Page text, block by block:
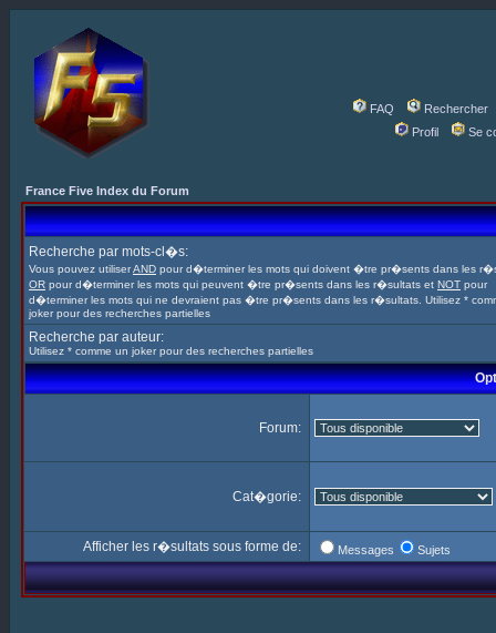
FAQ
Rechercher
Profil
Se
France Five Index du Forum
Recherche par mots-cl�s:
Vous pouvez utiliserAND pour d�terminer les mots qui doivent �tre pr�sents dans les
OR pour d�terminer les mots qui peuvent �tre pr�sents dans les r�sultats et NOT pour
d�terminer les mots qui ne devraient pas �tre pr�sents dans les r�sultats. Utilisez *
joker pour des recherches partielles
Recherche par auteur:
Utilisez * comme un joker pour des recherches partielles
Forum:
Cat�gorie:
Afficher les r�sultats sous forme de: Messages Sujets